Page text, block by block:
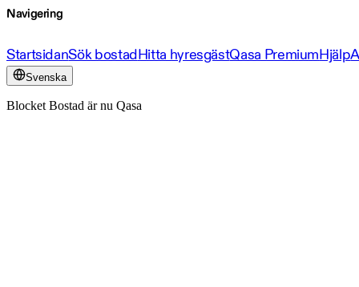
Navigering
StartsidanSök bostadHitta hyresgästQasa PremiumHjälp
Svenska
Blocket Bostad är nu Qasa